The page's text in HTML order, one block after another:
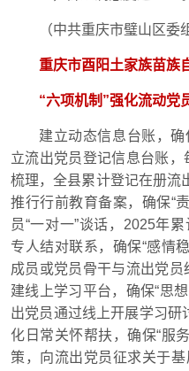
（中共重庆市璧山区
重庆市酉阳土家族苗族
“六项机制”强化流动党
建立动态信息台账，确
立流出党员登记信息台账
梳理，全县累计登记在册流
推行行前教育备案，确保“
员“一对一”谈话，2025年
专人结对联系，确保“感情
成员或党员骨干与流出党
建线上学习平台，确保“思
出党员通过线上开展学习研
化日常关怀帮扶，确保“服
策，向流出党员征求关于